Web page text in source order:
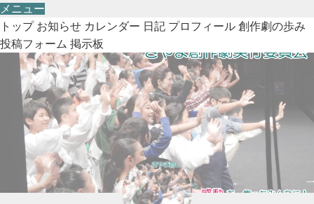
メニュー
トップ お知らせ カレンダー 日記 プロフィール 創作劇の歩み
投稿フォーム 掲示板